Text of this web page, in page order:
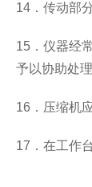
14 ．传动部
15 ．仪器经
予以协助处理
16 ．压缩机
17 ．在工作